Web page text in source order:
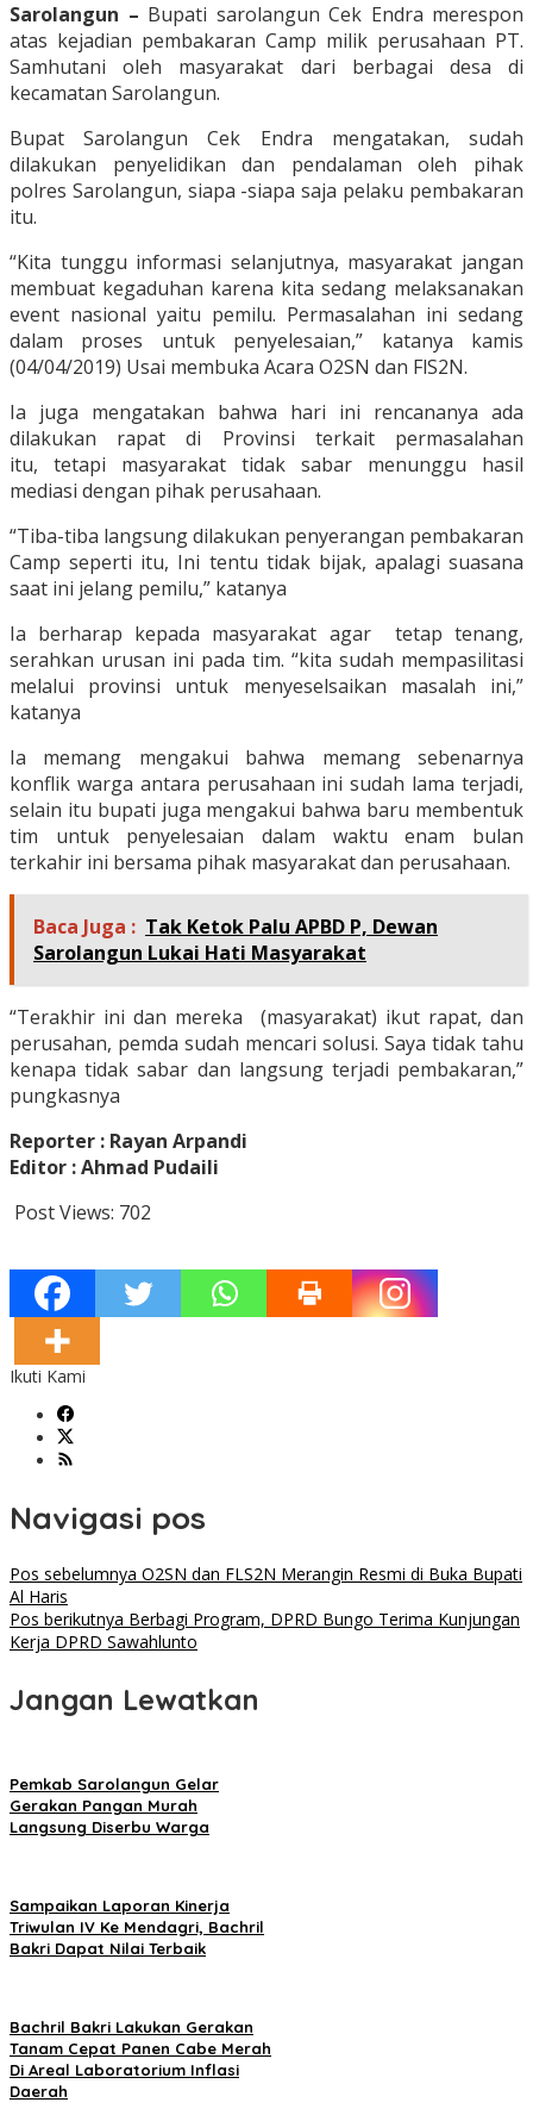
Sarolangun – Bupati sarolangun Cek Endra merespon
atas kejadian pembakaran Camp milik perusahaan PT.
Samhutani oleh masyarakat dari berbagai desa di
kecamatan Sarolangun.
Bupat Sarolangun Cek Endra mengatakan, sudah
dilakukan penyelidikan dan pendalaman oleh pihak
polres Sarolangun, siapa -siapa saja pelaku pembakaran
itu.
“Kita tunggu informasi selanjutnya, masyarakat jangan
membuat kegaduhan karena kita sedang melaksanakan
event nasional yaitu pemilu. Permasalahan ini sedang
dalam proses untuk penyelesaian,” katanya kamis
(04/04/2019) Usai membuka Acara O2SN dan FlS2N.
Ia juga mengatakan bahwa hari ini rencananya ada
dilakukan rapat di Provinsi terkait permasalahan
itu, tetapi masyarakat tidak sabar menunggu hasil
mediasi dengan pihak perusahaan.
“Tiba-tiba langsung dilakukan penyerangan pembakaran
Camp seperti itu, Ini tentu tidak bijak, apalagi suasana
saat ini jelang pemilu,” katanya
Ia berharap kepada masyarakat agar tetap tenang,
serahkan urusan ini pada tim. “kita sudah mempasilitasi
melalui provinsi untuk menyeselsaikan masalah ini,”
katanya
Ia memang mengakui bahwa memang sebenarnya
konflik warga antara perusahaan ini sudah lama terjadi,
selain itu bupati juga mengakui bahwa baru membentuk
tim untuk penyelesaian dalam waktu enam bulan
terkahir ini bersama pihak masyarakat dan perusahaan.
Baca Juga : Tak Ketok Palu APBD P, Dewan
Sarolangun Lukai Hati Masyarakat
“Terakhir ini dan mereka (masyarakat) ikut rapat, dan
perusahan, pemda sudah mencari solusi. Saya tidak tahu
kenapa tidak sabar dan langsung terjadi pembakaran,”
pungkasnya
Reporter : Rayan Arpandi
Editor : Ahmad Pudaili
Post Views: 702
Ikuti Kami
Navigasi pos
Pos sebelumnya O2SN dan FLS2N Merangin Resmi di Buka Bupati
Al Haris
Pos berikutnya Berbagi Program, DPRD Bungo Terima Kunjungan
Kerja DPRD Sawahlunto
Jangan Lewatkan
Pemkab Sarolangun Gelar
Gerakan Pangan Murah
Langsung Diserbu Warga
Sampaikan Laporan Kinerja
Triwulan IV Ke Mendagri, Bachril
Bakri Dapat Nilai Terbaik
Bachril Bakri Lakukan Gerakan
Tanam Cepat Panen Cabe Merah
Di Areal Laboratorium Inflasi
Daerah